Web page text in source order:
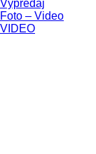
Výpredaj
Foto – Video
VIDEO